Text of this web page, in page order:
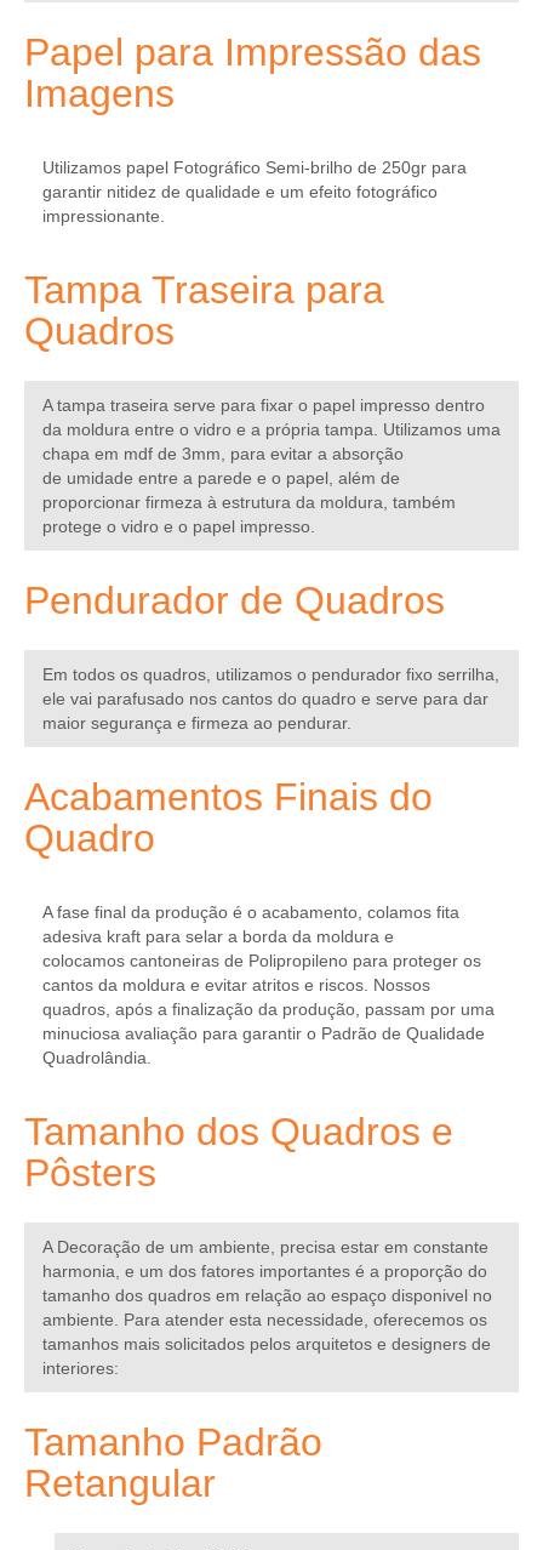
Papel para Impressão das
Imagens
Utilizamos papel Fotográfico Semi-brilho de 250gr para
garantir nitidez de qualidade e um efeito fotográfico
impressionante.
Tampa Traseira para
Quadros
A tampa traseira serve para fixar o papel impresso dentro
da moldura entre o vidro e a própria tampa. Utilizamos uma
chapa em mdf de 3mm, para evitar a absorção
de umidade entre a parede e o papel, além de
proporcionar firmeza à estrutura da moldura, também
protege o vidro e o papel impresso.
Pendurador de Quadros
Em todos os quadros, utilizamos o pendurador fixo serrilha
ele vai parafusado nos cantos do quadro e serve para dar
maior segurança e firmeza ao pendurar.
Acabamentos Finais do
Quadro
A fase final da produção é o acabamento, colamos fita
adesiva kraft para selar a borda da moldura e
colocamos cantoneiras de Polipropileno para proteger os
cantos da moldura e evitar atritos e riscos. Nossos
quadros, após a finalização da produção, passam por uma
minuciosa avaliação para garantir o Padrão de Qualidade
Quadrolândia.
Tamanho dos Quadros e
Pôsters
A Decoração de um ambiente, precisa estar em constante
harmonia, e um dos fatores importantes é a proporção do
tamanho dos quadros em relação ao espaço disponivel no
ambiente. Para atender esta necessidade, oferecemos os
tamanhos mais solicitados pelos arquitetos e designers de
interiores:
Tamanho Padrão
Retangular